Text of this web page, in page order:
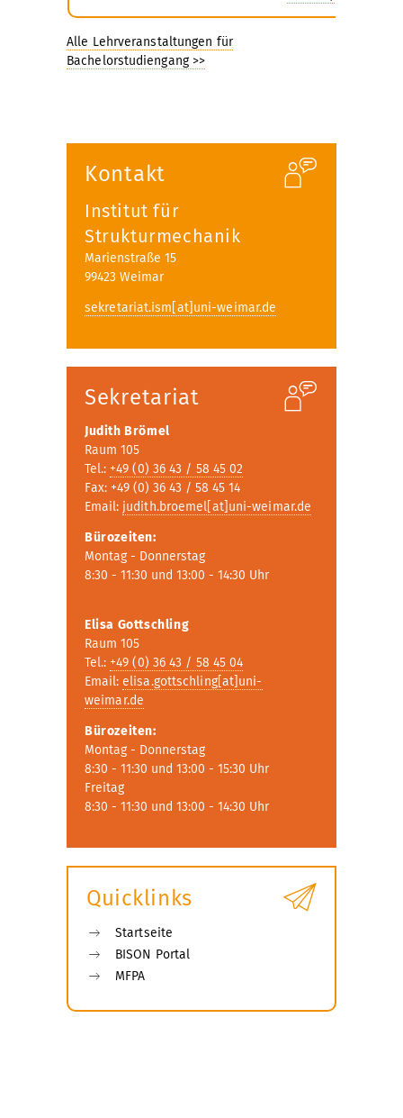
Kontakt
Institut für
Strukturmechanik
Marienstraße 15
99423 Weimar
sekretariat.ism[at]uni-weimar.de
Sekretariat
Judith Brömel
Raum 105
Tel.: +49 (0) 36 43 / 58 45 02
Fax: +49 (0) 36 43 / 58 45 14
Email: judith.broemel[at]uni-weimar.de
Bürozeiten:
Montag - Donnerstag
8:30 - 11:30 und 13:00 - 14:30 Uhr
Elisa Gottschling
Raum 105
Tel.: +49 (0) 36 43 / 58 45 04
Email: elisa.gottschling[at]uni-
weimar.de
Bürozeiten:
Montag - Donnerstag
8:30 - 11:30 und 13:00 - 15:30 Uhr
Freitag
8:30 - 11:30 und 13:00 - 14:30 Uhr
Quicklinks
Startseite
BISON Portal
MFPA
Alle Lehrveranstaltungen für
Bachelorstudiengang >>